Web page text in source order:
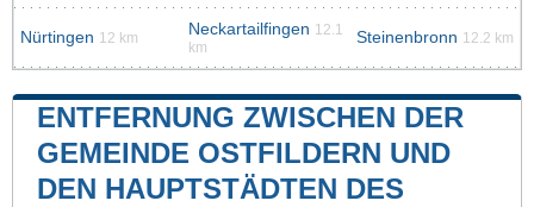
Nürtingen 12 km Neckartailfingen 12.1
km
Steinenbronn 12.2 km
ENTFERNUNG ZWISCHEN DER
GEMEINDE OSTFILDERN UND
DEN HAUPTSTÄDTEN DES